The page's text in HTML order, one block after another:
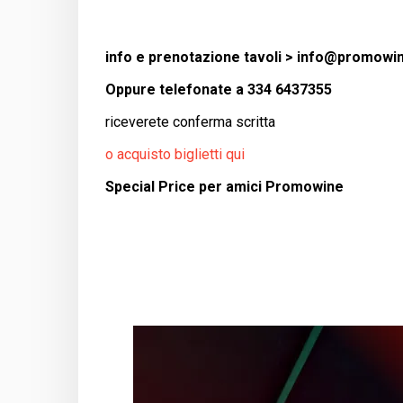
info e prenotazione tavoli >
Oppure telefonate a 334 6437355
riceverete conferma scritta
o acquisto biglietti qui
​Special Price per amici Promowine